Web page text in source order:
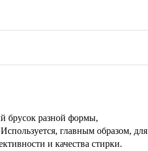
брусок разной формы,
главным образом, для
и качества стирки.